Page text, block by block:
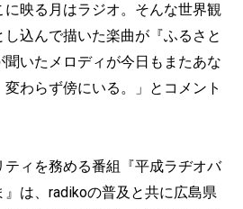
映る月はラジオ。そんな世界観
込んで描いた楽曲が『ふるさと
いたメロディが今日もまたあな
わらず傍にいる。」とコメント
ィを務める番組『平成ラヂオバ
は、radikoの普及と共に広島県